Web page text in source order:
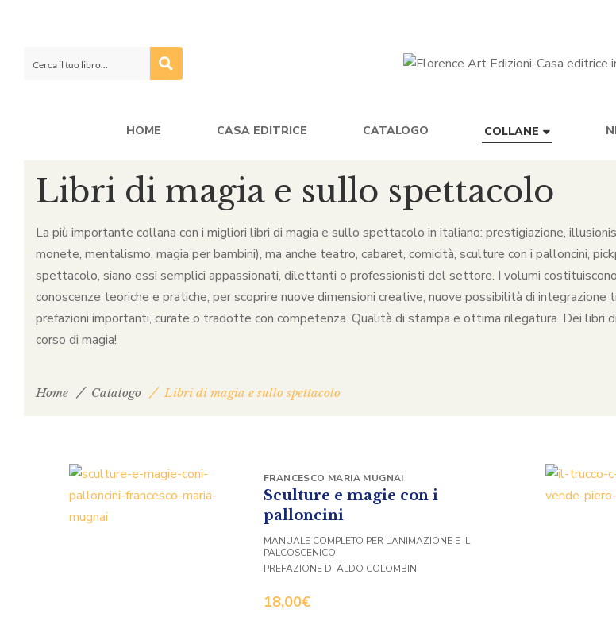
HOME CASA EDITRICE CATALOGO COLLANE
Libri di magia e sullo spettacolo
La più importante collana con i migliori libri di magia e sullo spettacolo in italiano: prestigiazione,
monete, mentalismo, magia per bambini), ma anche teatro, cabaret, comicità, sculture con i palloncini,
spettacolo, siano essi semplici appassionati, dilettanti o professionisti del settore. I volumi
conoscenze teoriche e pratiche, per scoprire nuove dimensioni creative, nuove possibilità di
prefazioni importanti, curate o tradotte con competenza. Qualità di stampa e ottima rilegatura. Dei libri
corso di magia!
Home Catalogo Libri di magia e sullo spettacolo
Sculture e magie con i
palloncini
18,00€
FRANCESCO MARIA MUGNAI
MANUALE COMPLETO PER L’ANIMAZIONE E IL
PALCOSCENICO
PREFAZIONE DI ALDO COLOMBINI